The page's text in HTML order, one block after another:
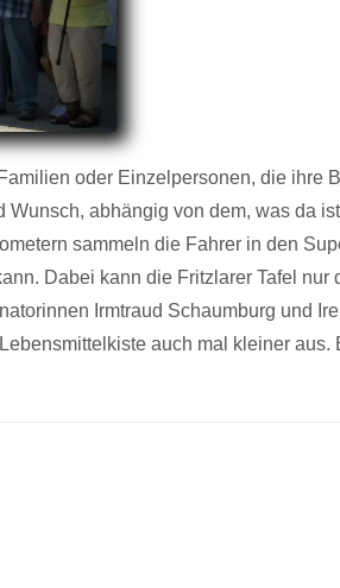
oder Einzelpersonen, die ihre
abhängig von dem, was da
sammeln die Fahrer in den
Dabei kann die Fritzlarer Tafel nur
Irmtraud Schaumburg und
auch mal kleiner aus.